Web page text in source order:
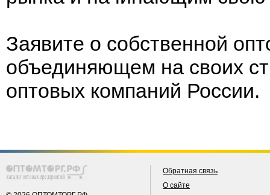
Заявите о собственной
объединяющем на своих
оптовых компаний России.
Обратная связь
О сайте